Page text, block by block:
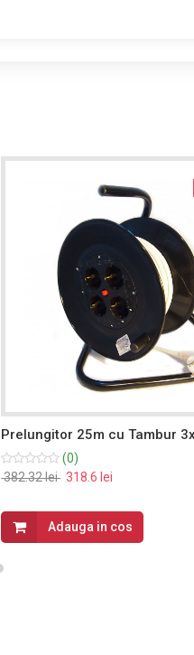
Prelungitor 25m cu Tambur
(0)
382.32 lei 318.6 lei
Adauga in cos